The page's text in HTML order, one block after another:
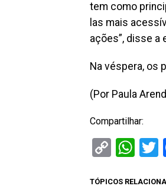
tem como
las mais
ações”, disse a
Na véspera, os
(Por Paula
Compartilhar:
Copy
TÓPICOS